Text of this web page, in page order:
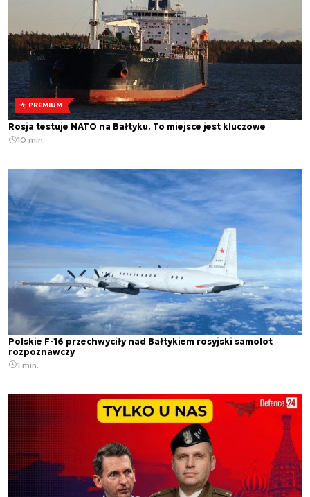
PREMIUM
Rosja testuje NATO na Bałtyku. To miejsce jest kluczowe
10 min.
Polskie F-16 przechwyciły nad Bałtykiem rosyjski samolot
rozpoznawczy
1 min.